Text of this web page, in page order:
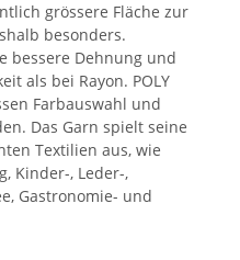
grössere Fläche zur
besonders.
bessere Dehnung und
als bei Rayon. POLY
Farbauswahl und
Das Garn spielt seine
Textilien aus, wie
Kinder-, Leder-,
Gastronomie- und